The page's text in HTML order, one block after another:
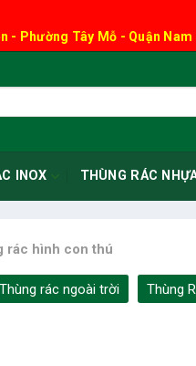
- Phường Tây Mỗ - Quận
INOX THÙNG RÁC
rác hình con thú
Thùng rác ngoài trời Thùng